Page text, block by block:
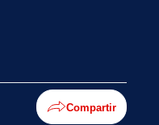
Compartir